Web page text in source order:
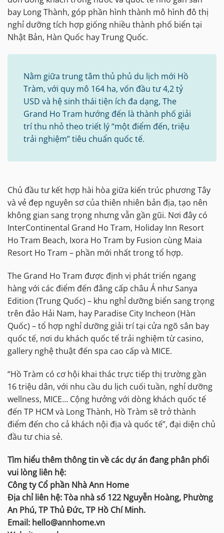
bay Long Thành, góp phần hình thành mô hình đô thị
nghỉ dưỡng tích hợp giống nhiều thành phố biển tại
Nhật Bản, Hàn Quốc hay Trung Quốc.
Nằm giữa trung tâm thủ phủ du lịch mới Hồ
Tràm, với quy mô 164 ha, vốn đầu tư 4,2 tỷ
USD và hệ sinh thái tiện ích đa dạng, The
Grand Ho Tram hướng đến là thành phố giải
trí thu nhỏ theo triết lý “một điểm đến, triệu
trải nghiệm” tiêu chuẩn quốc tế.
Chủ đầu tư kết hợp hài hòa giữa kiến trúc phương Tây
và vẻ đẹp nguyên sơ của thiên nhiên bản địa, tạo nên
không gian sang trọng nhưng vẫn gần gũi. Nơi đây có
InterContinental Grand Ho Tram, Holiday Inn Resort
Ho Tram Beach, Ixora Ho Tram by Fusion cùng Maia
Resort Ho Tram – phần mới nhất trong tổ hợp.
The Grand Ho Tram được định vị phát triển ngang
hàng với các điểm đến đẳng cấp châu Á như Sanya
Edition (Trung Quốc) – khu nghỉ dưỡng biển sang trọng
trên đảo Hải Nam, hay Paradise City Incheon (Hàn
Quốc) – tổ hợp nghỉ dưỡng giải trí tại cửa ngõ sân bay
quốc tế, nơi du khách quốc tế trải nghiệm từ casino,
gallery nghệ thuật đến spa cao cấp và MICE.
“Hồ Tràm có cơ hội khai thác trực tiếp thị trường gần
16 triệu dân, với nhu cầu du lịch cuối tuần, nghỉ dưỡng
wellness, MICE… Cộng hưởng với dòng khách quốc tế
đến TP HCM và Long Thành, Hồ Tràm sẽ trở thành
điểm đến cho cả khách nội địa và quốc tế”, đại diện chủ
đầu tư chia sẻ.
Tìm hiểu thêm thông tin về các dự án đang phân phối
vui lòng liên hệ:
Công ty Cổ phần Nhà Ann Home
Địa chỉ liên hệ: Tòa nhà số 122 Nguyễn Hoàng, Phường
An Phú, TP Thủ Đức, TP Hồ Chí Minh.
Email: hello@annhome.vn